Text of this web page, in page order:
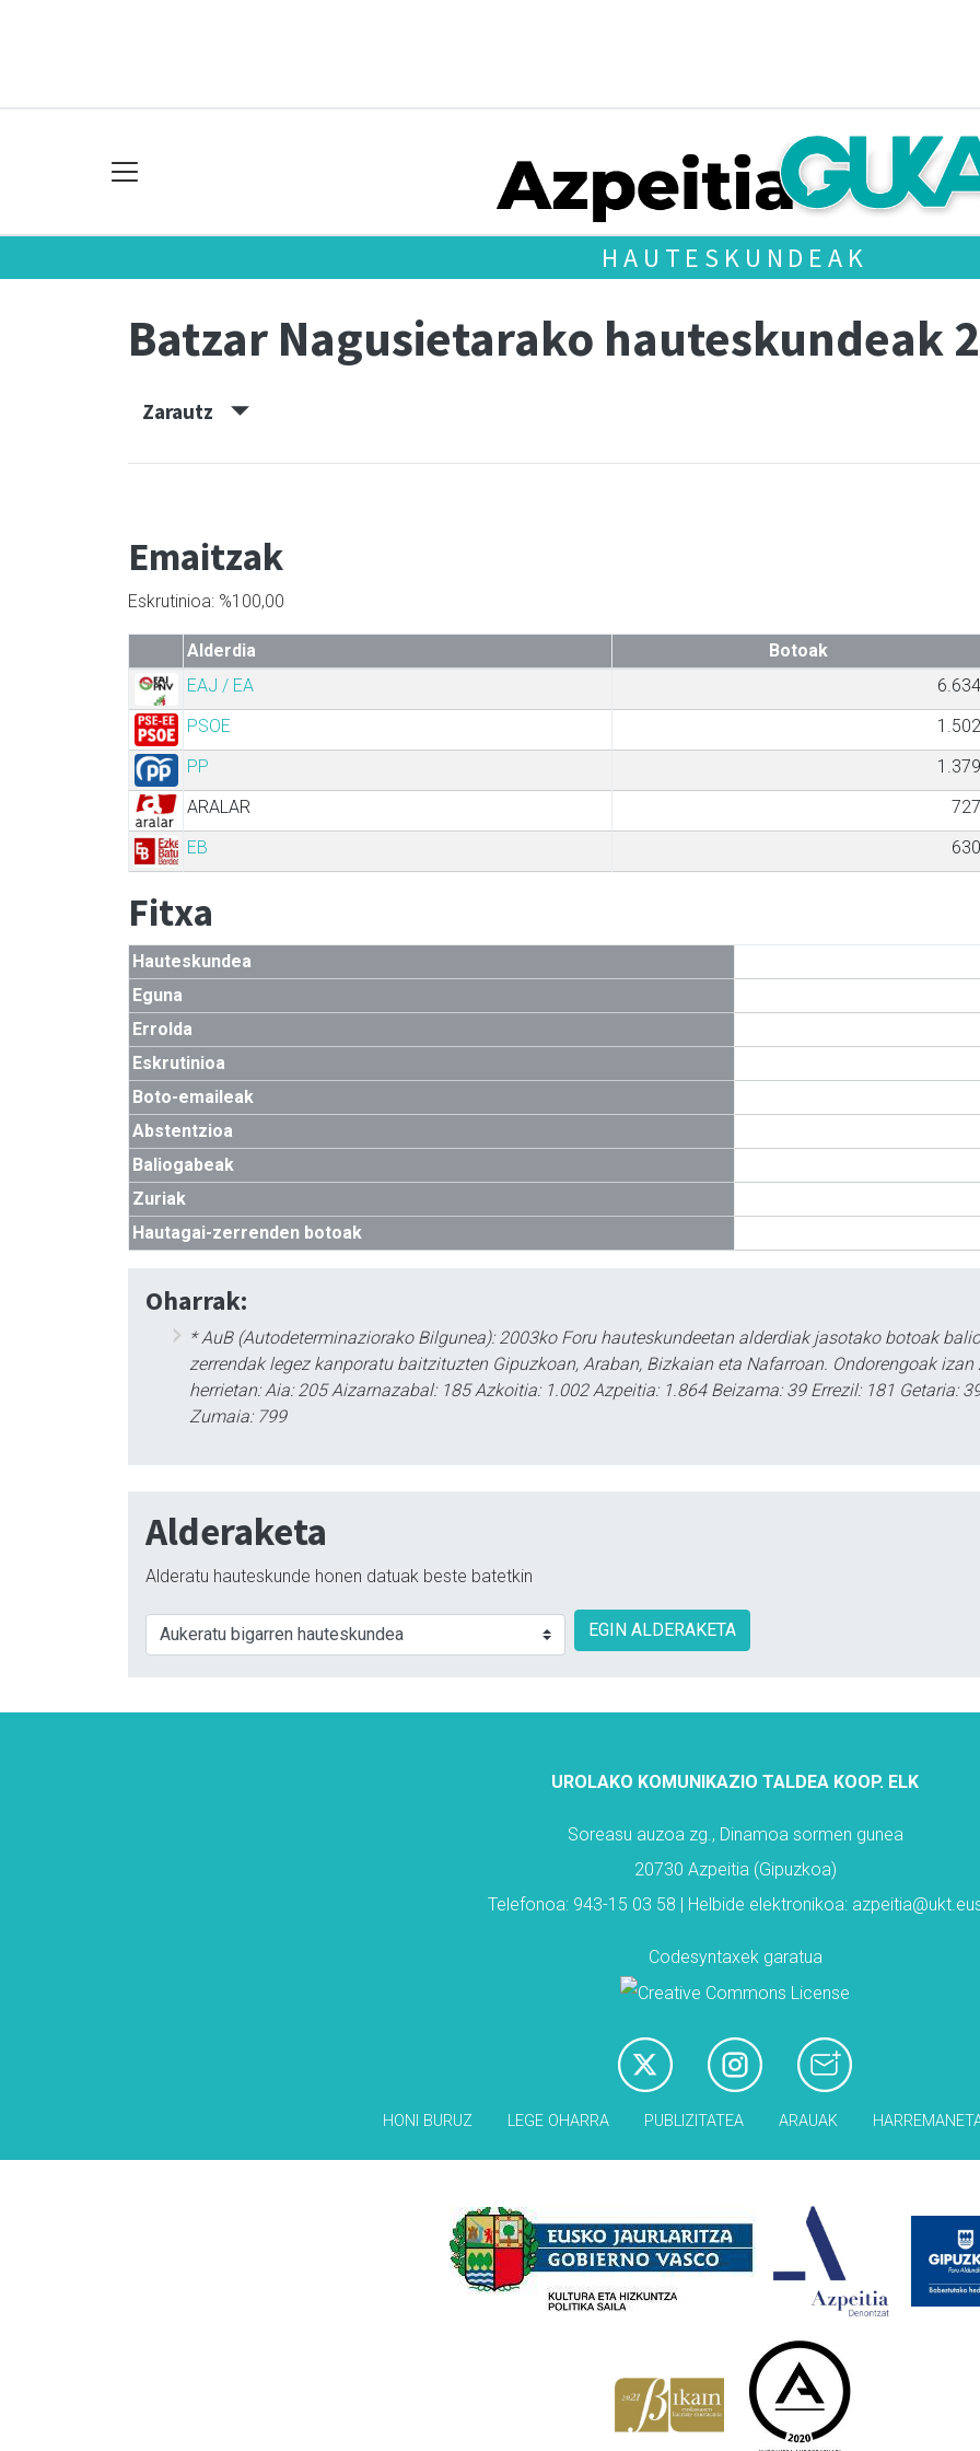
HAUTESKUNDEAK
Batzar Nagusietarako hauteskundeak
Zarautz
Emaitzak
Eskrutinioa: %100,00
Alderdia
Botoak
EAJ / EA
6.634
PSOE
1.502
PP
1.379
ARALAR
727
EB
630
Fitxa
Hauteskundea
Eguna
Errolda
Eskrutinioa
Boto-emaileak
Abstentzioa
Baliogabeak
Zuriak
Hautagai-zerrenden botoak
Oharrak:
* AuB (Autodeterminaziorako Bilgunea): 2003ko Foru hauteskundeetan alderdiak jasotako botoak
zerrendak legez kanporatu baitzituzten Gipuzkoan, Araban, Bizkaian eta Nafarroan. Ondorengoak
herrietan: Aia: 205 Aizarnazabal: 185 Azkoitia: 1.002 Azpeitia: 1.864 Beizama: 39 Errezil: 181 Getaria:
Zumaia: 799
Alderaketa
Alderatu hauteskunde honen datuak beste batetkin
EGIN ALDERAKETA
UROLAKO KOMUNIKAZIO TALDEA KOOP. ELK
Soreasu auzoa zg., Dinamoa sormen gunea
20730 Azpeitia (Gipuzkoa)
Telefonoa: 943-15 03 58 | Helbide elektronikoa:
Codesyntaxek garatua
HONI BURUZ LEGE OHARRA PUBLIZITATEA ARAUAK